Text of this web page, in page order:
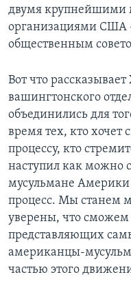
двумя крупнейшими
организациями США
общественным
Вот что
вашингтонского
объединились для
время тех, кто хочет
процессу, кто
наступил как можно
мусульмане Америки
процесс. Мы станем
уверены, что сможем
представляющих
американцы-
частью этого